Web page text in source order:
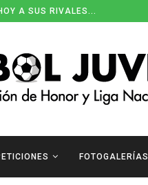
A SUS RIVALES...
FOTOGALERÍAS